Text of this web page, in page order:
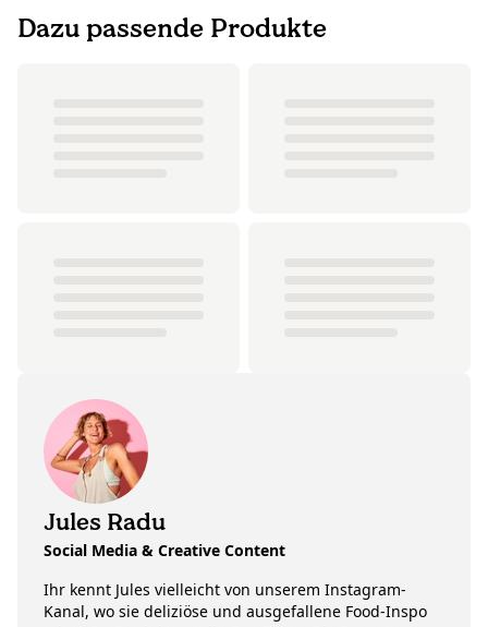
Dazu passende Produkte
Jules Radu
Social Media & Creative Content
Ihr kennt Jules vielleicht von unserem Instagram-
Kanal, wo sie deliziöse und ausgefallene Food-Inspo